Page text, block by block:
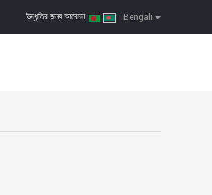
Bengali
উদ্ধৃতির জন্য আবেদন |